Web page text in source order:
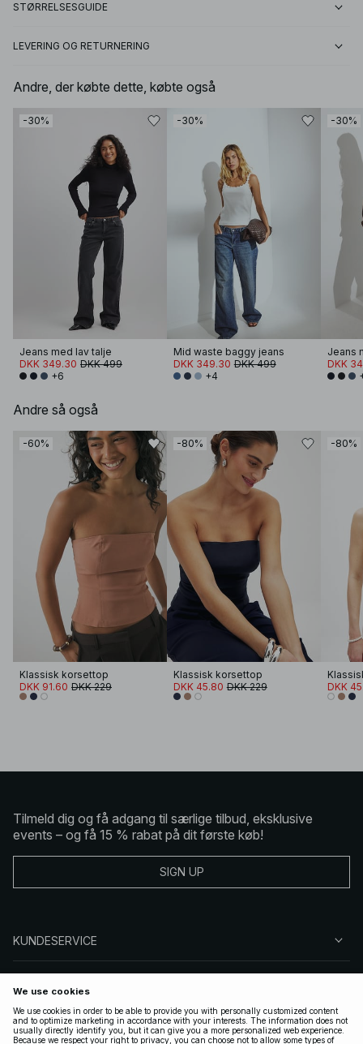
STØRRELSESGUIDE
LEVERING OG RETURNERING
Andre, der købte dette, købte også
-30%
Jeans med lav talje
DKK 349.30 DKK 499
+6
-30%
Mid waste baggy jeans
DKK 349.30 DKK 499
+4
-30%
Jeans
DKK
Andre så også
-60%
Klassisk korsettop
DKK 91.60 DKK 229
-80%
Klassisk korsettop
DKK 45.80 DKK 229
-80%
DKK
Tilmeld dig og få adgang til særlige tilbud, eksklusive
events – og få 15 % rabat på dit første køb!
SIGN UP
KUNDESERVICE
FØLG OS